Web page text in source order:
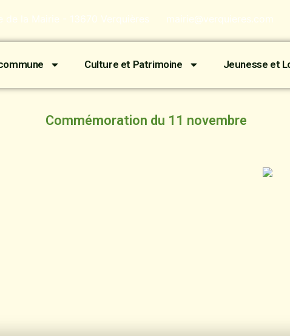
de la Mairie - 13670 Verquières mairie@verquieres.com
Culture et Patrimoine Jeunesse et
Commémoration du 11 novembre